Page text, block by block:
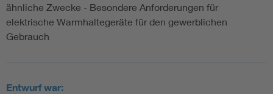
ähnliche Zwecke - Besondere Anforderungen für
elektrische Warmhaltegeräte für den gewerblichen
Gebrauch
Entwurf war: